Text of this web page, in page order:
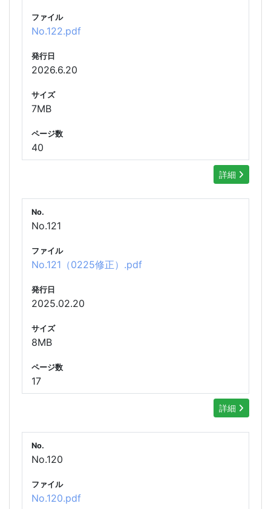
ファイル
No.122.pdf
発行日
2026.6.20
サイズ
7MB
ページ数
40
詳細
No.
No.121
ファイル
No.121（0225修正）.pdf
発行日
2025.02.20
サイズ
8MB
ページ数
17
詳細
No.
No.120
ファイル
No.120.pdf